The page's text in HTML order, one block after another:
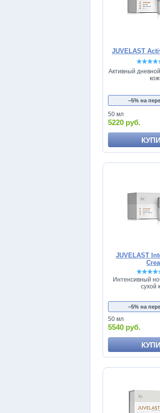
JUVELAST
Активный
−5% на
50 мл
5220 руб.
JUVELAST
Интенсивный
сухой
−5% на
50 мл
5540 руб.